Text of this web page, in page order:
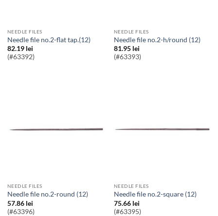
NEEDLE FILES
needle file no.2-flat tap.(12)
82.19 lei
(#63392)
NEEDLE FILES
needle file no.2-h/round (12)
81.95 lei
(#63393)
NEEDLE FILES
needle file no.2-round (12)
57.86 lei
(#63396)
NEEDLE FILES
needle file no.2-square (12)
75.66 lei
(#63395)